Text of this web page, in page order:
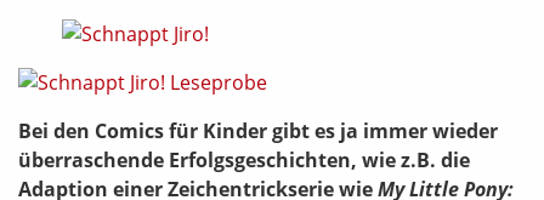
Bei den Comics für Kinder gibt es ja immer wieder
überraschende Erfolgsgeschichten, wie z.B. die
Adaption einer Zeichentrickserie wieMy Little Pony: